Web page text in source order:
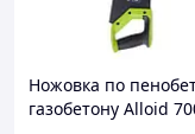
Ножовка по
газобетону Alloid